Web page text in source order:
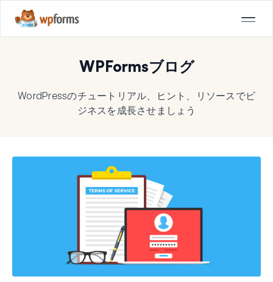
WPFormsブログ
WordPressのチュートリアル、ヒント、リソースでビ
ジネスを成長させましょう